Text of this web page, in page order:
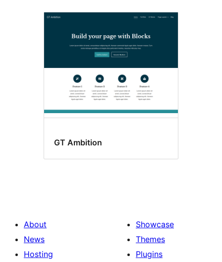
GT Ambition
About
News
Hosting
Showcase
Themes
Plugins